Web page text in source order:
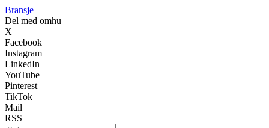
Bransje
Del med omhu
X
Facebook
Instagram
LinkedIn
YouTube
Pinterest
TikTok
Mail
RSS